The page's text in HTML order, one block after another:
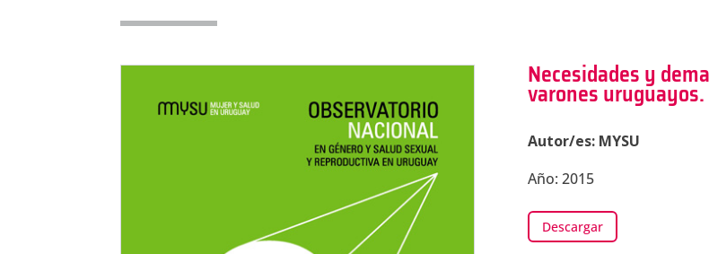
Necesidades y
varones uruguayos.
Autor/es: MYSU
Año: 2015
Descargar